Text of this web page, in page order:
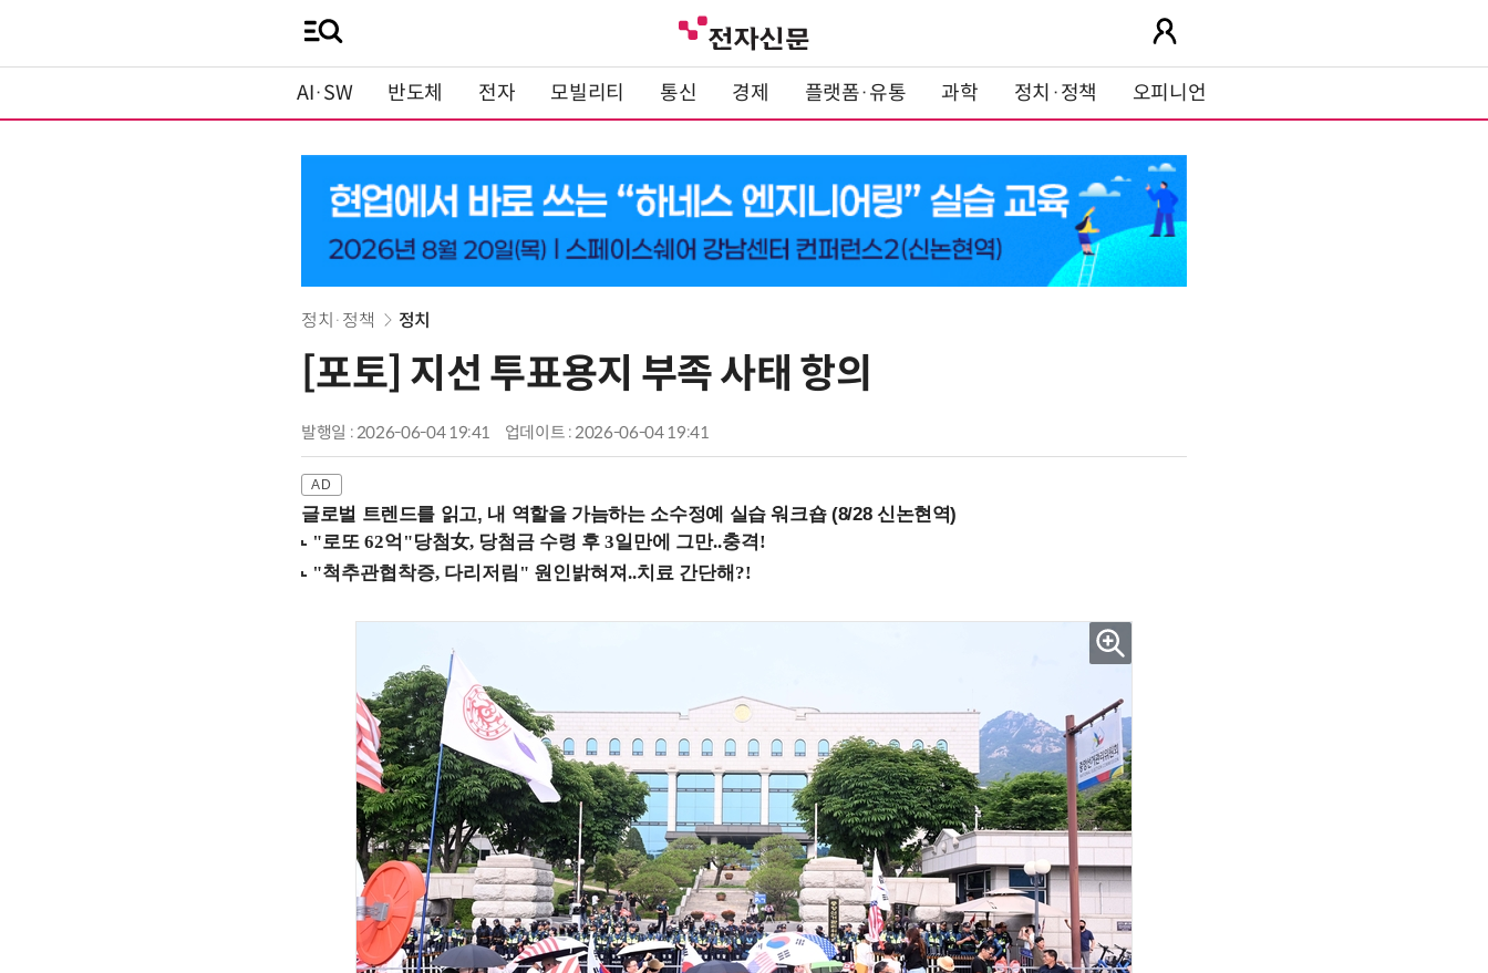
AI·SW 반도체 전자 모빌리티 통신 경제 플랫폼·유통 과학 정치·정책 오피니언
정치·정책 정치
[포토] 지선 투표용지 부족 사태 항의
발행일 : 2026-06-04 19:41 업데이트 : 2026-06-04 19:41
글로벌 트렌드를 읽고, 내 역할을 가늠하는 소수정예 실습 워크숍 (8/28 신논현역)